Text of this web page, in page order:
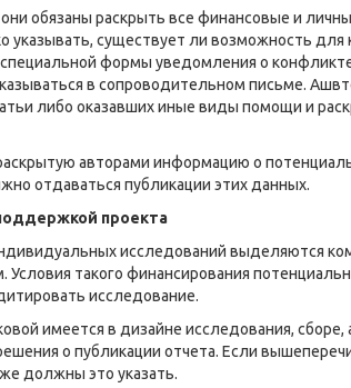
обязаны раскрыть все финансовые и
указывать, существует ли возможность для
формы уведомления о
в сопроводительном письме.
либо оказавших иные виды помощи и
авторами информацию о
отдаваться публикации этих данных.
проекта
исследований выделяются
такого финансирования
исследование.
имеется в дизайне исследования, сборе,
о публикации отчета. Если
должны это указать.